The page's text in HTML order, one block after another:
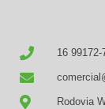
16 99172-
Rodovia